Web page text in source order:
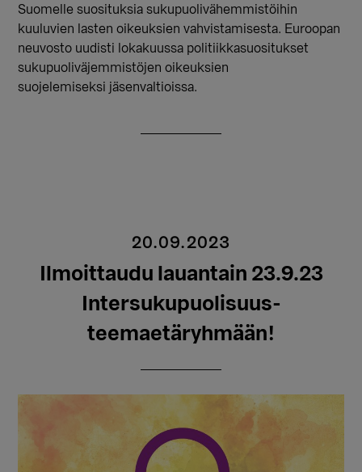
Suomelle suosituksia sukupuolivähemmistöihin
kuuluvien lasten oikeuksien vahvistamisesta. Euroopan
neuvosto uudisti lokakuussa politiikkasuositukset
sukupuoliväjemmistöjen oikeuksien
suojelemiseksi jäsenvaltioissa.
20.09.2023
Ilmoittaudu lauantain 23.9.23
Intersukupuolisuus-
teemaetäryhmään!